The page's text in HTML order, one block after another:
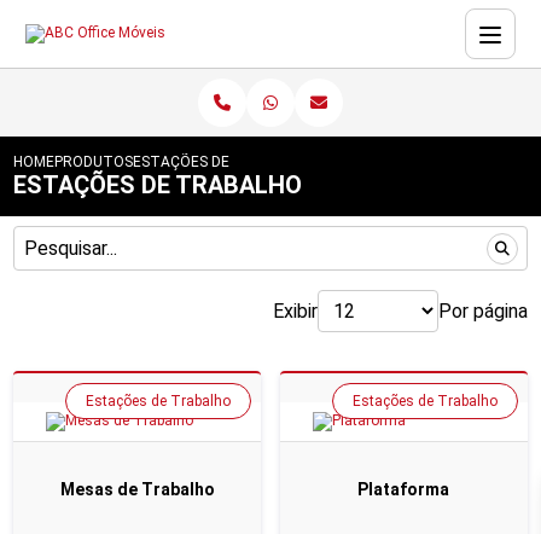
HOMEPRODUTOSESTAÇÕES DE TRABALHO
ESTAÇÕES DE TRABALHO
Exibir Por página
Mesas de Trabalho
Estações de Trabalho
Plataforma
Estações de Trabalho